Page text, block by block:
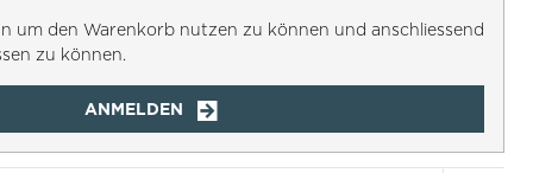
um den Warenkorb nutzen zu können und anschliessend
zu können.
ANMELDEN